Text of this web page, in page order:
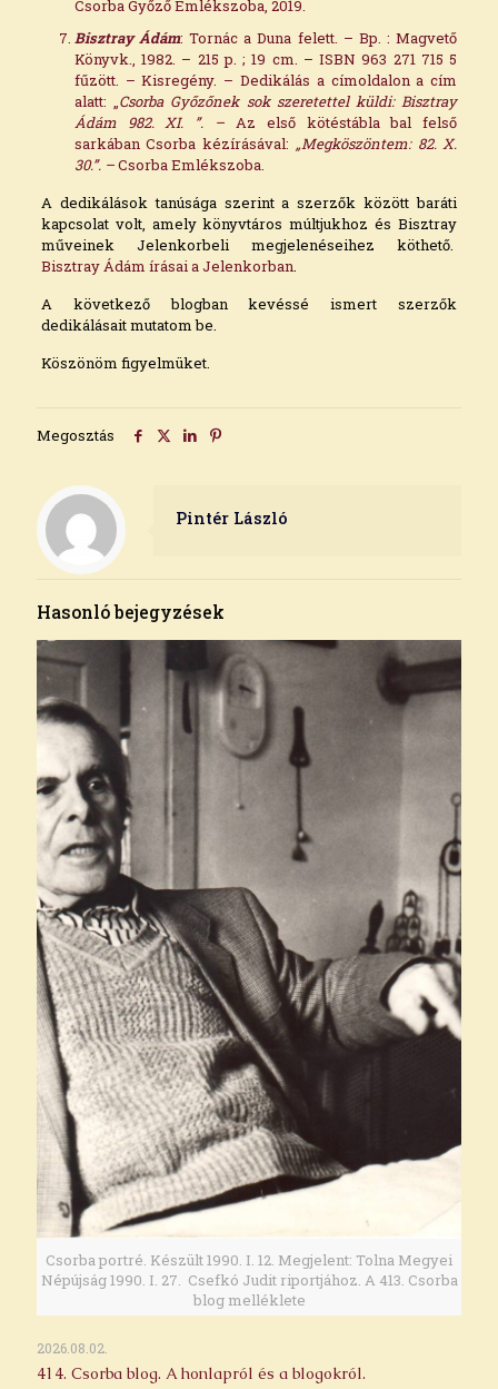
Csorba Győző Emlékszoba, 2019.
Bisztray Ádám: Tornác a Duna felett. – Bp. : Magvető
Könyvk., 1982. – 215 p. ; 19 cm. – ISBN 963 271 715 5
fűzött. – Kisregény. – Dedikálás a címoldalon a cím
alatt: „ Csorba Győzőnek sok szeretettel küldi: Bisztray
Ádám 982. XI. ”. – Az első kötéstábla bal felső
sarkában Csorba kézírásával: „Megköszöntem: 82. X.
30.”. –Csorba Emlékszoba.
A dedikálások tanúsága szerint a szerzők között baráti
kapcsolat volt, amely könyvtáros múltjukhoz és Bisztray
műveinek Jelenkorbeli megjelenéseihez köthető.
Bisztray Ádám írásai a Jelenkorban
A következő blogban kevéssé ismert szerzők
dedikálásait mutatom be.
Köszönöm figyelmüket.
Megosztás
Pintér László
Hasonló bejegyzések
Csorba portré. Készült 1990. I. 12. Megjelent: Tolna Megyei
Népújság 1990. I. 27. Csefkó Judit riportjához. A 413. Csorba
blog melléklete
2026.08.02.
414. Csorba blog. A honlapról és a blogokról.